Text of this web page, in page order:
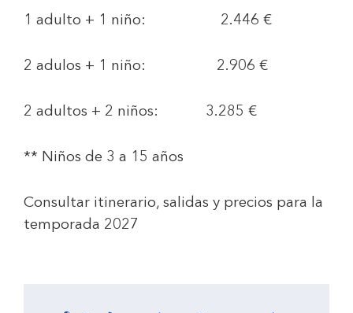
1 adulto + 1 niño: 2.446 €
2 adulos + 1 niño: 2.906 €
2 adultos + 2 niños: 3.285 €
** Niños de 3 a 15 años
Consultar itinerario, salidas y precios para la
temporada 2027